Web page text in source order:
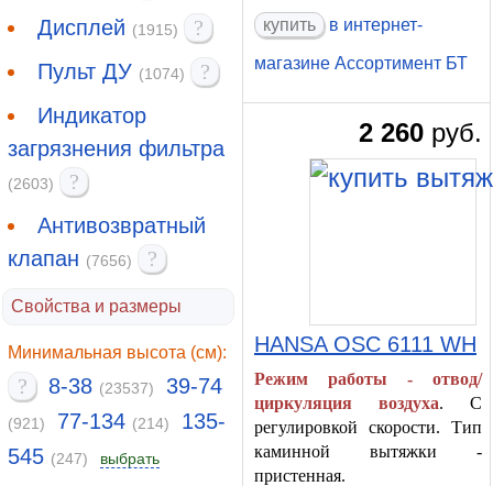
Дисплей (1915)
?
Пульт ДУ (1074)
?
Индикатор
загрязнения фильтра
(2603)
?
Антивозвратный
клапан (7656) ?
Свойства и размеры
Минимальная высота (см):
? 8-38 (23537) 39-74
(921) 77-134 (214)
135-
545 (247) выбрать
в интернет-
магазине Ассортимент БТ
2 260 руб.
HANSA OSC 6111 WH
Режим работы - отвод/
циркуляция воздуха. С
регулировкой скорости. Тип
каминной вытяжки -
пристенная.